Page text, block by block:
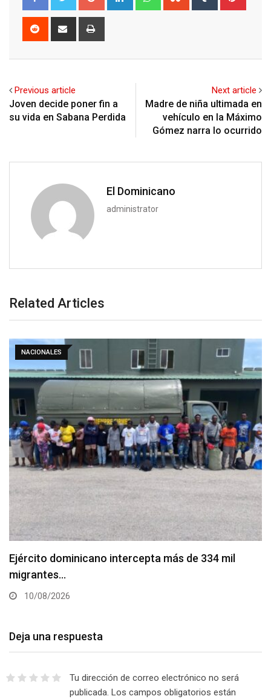
Reddit
Share
Previous article
Joven decide poner fin a
su vida en Sabana Perdida
Next article
Madre de niña ultimada en
vehículo en la Máximo
Gómez narra lo ocurrido
El Dominicano
administrator
Related Articles
NACIONALES
Ejército dominicano intercepta más de 334 mil
migrantes…
10/08/2026
Deja una respuesta
Tu dirección de correo electrónico no será
publicada. Los campos obligatorios están